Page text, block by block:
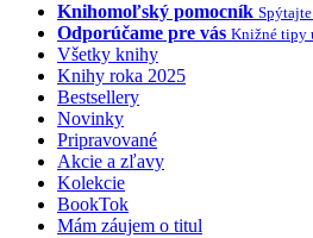
Knihomoľský pomocník
Odporúčame pre vás Knižné tipy
Všetky knihy
Knihy roka 2025
Bestsellery
Novinky
Pripravované
Akcie a zľavy
Kolekcie
BookTok
Mám záujem o titul